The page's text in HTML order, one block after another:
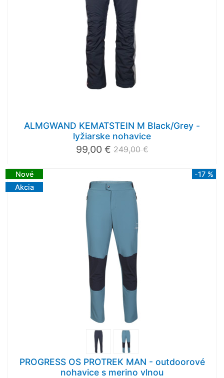
ALMGWAND KEMATSTEIN M Black/Grey -
lyžiarske nohavice
99,00 € 249,00 €
Nové
Akcia
-17 %
PROGRESS OS PROTREK MAN - outdoorové
nohavice s merino vlnou